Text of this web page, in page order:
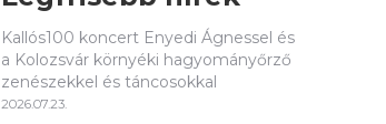
Kallós100 koncert Enyedi Ágnessel és
a Kolozsvár környéki hagyományőrző
zenészekkel és táncosokkal
2026.07.23.